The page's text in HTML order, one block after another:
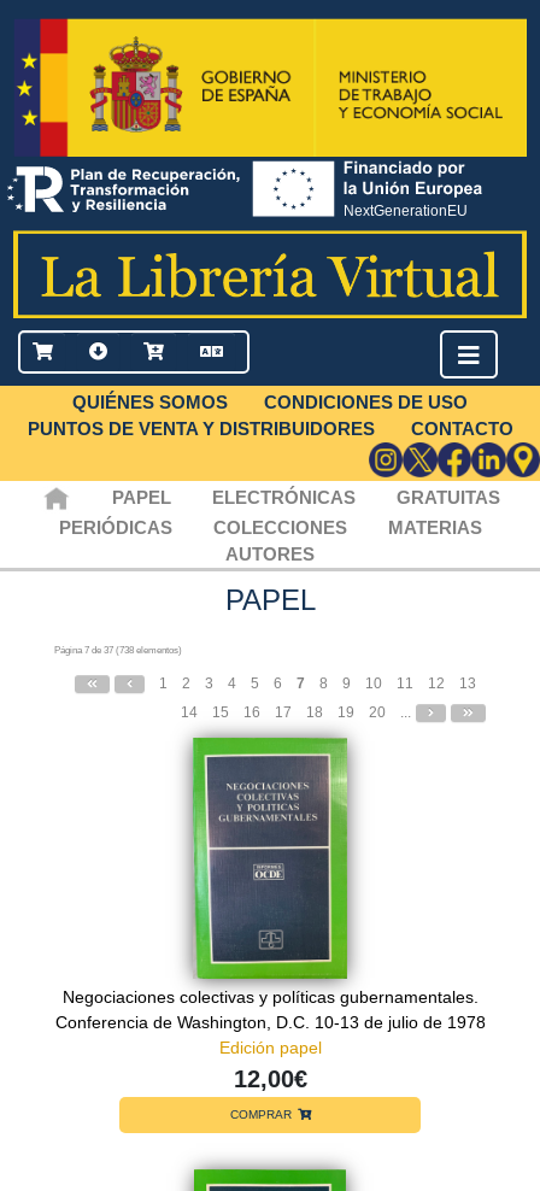
QUIÉNES SOMOS
CONDICIONES DE USO
PUNTOS DE VENTA Y DISTRIBUIDORES
CONTACTO
PAPEL ELECTRÓNICAS
GRATUITAS
PERIÓDICAS
COLECCIONES
MATERIAS
AUTORES
PAPEL
Página 7 de 37 (738 elementos)
1 2 3 4 5 6 7 8 9 10 11 12
13
14
15 16 17 18 19 20
Negociaciones colectivas y políticas gubernamentales.
Conferencia de Washington, D.C. 10-13 de julio de 1978
Edición papel
12,00€
COMPRAR